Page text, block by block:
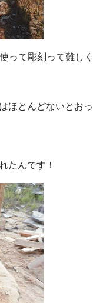
って彫刻って難しく
ほとんどないとおっ
たんです！